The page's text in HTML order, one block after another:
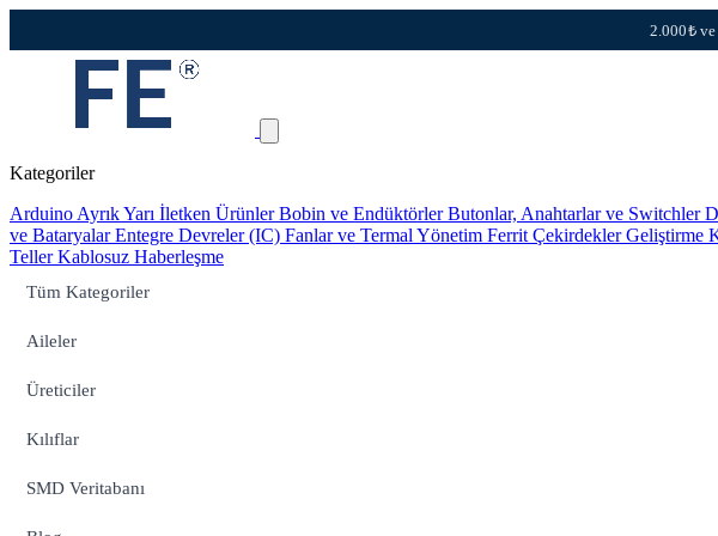
2.000₺
Kategoriler
Arduino Ayrık Yarı İletken ÜrünlerBobin ve EndüktörlerButonlar, Anahtarlar ve Switchler
ve BataryalarEntegre Devreler (IC) Fanlar ve Termal Yönetim Ferrit ÇekirdeklerGeliştirme
TellerKablosuz Haberleşme
Tüm Kategoriler
Aileler
Üreticiler
Kılıflar
SMD Veritabanı